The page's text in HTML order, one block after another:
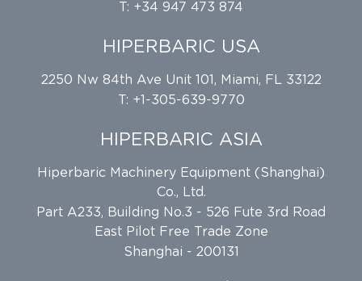
T: +34 947 473 874
HIPERBARIC USA
2250 Nw 84th Ave Unit 101, Miami, FL 33122
T: +1-305-639-9770
HIPERBARIC ASIA
Hiperbaric Machinery Equipment (Shanghai)
Co., Ltd.
Part A233, Building No.3 - 526 Fute 3rd Road
East Pilot Free Trade Zone
Shanghai - 200131